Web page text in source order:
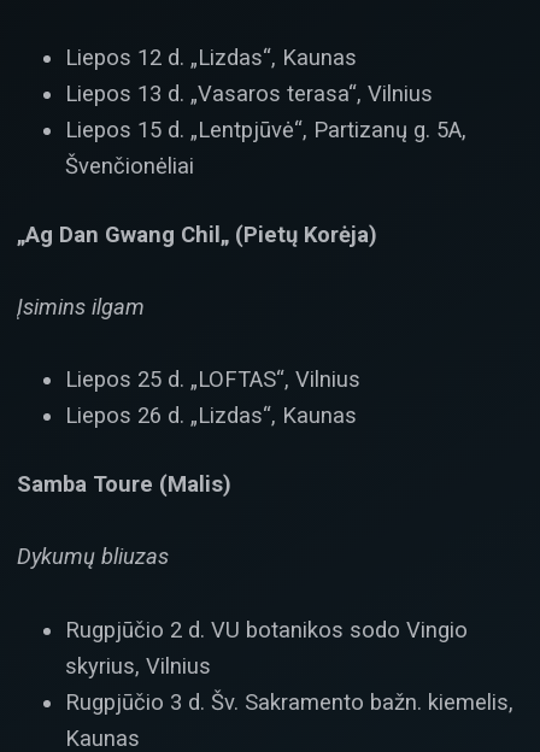
Liepos 12 d. „Lizdas“, Kaunas
Liepos 13 d. „Vasaros terasa“, Vilnius
Liepos 15 d. „Lentpjūvė“, Partizanų g. 5A,
Švenčionėliai
„Ag Dan Gwang Chil„ (Pietų Korėja)
Įsimins ilgam
Liepos 25 d. „LOFTAS“, Vilnius
Liepos 26 d. „Lizdas“, Kaunas
Samba Toure (Malis)
Dykumų bliuzas
Rugpjūčio 2 d. VU botanikos sodo Vingio
skyrius, Vilnius
Rugpjūčio 3 d. Šv. Sakramento bažn. kiemelis,
Kaunas